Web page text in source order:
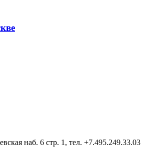
наб. 6 стр. 1, тел. +7.495.249.33.03